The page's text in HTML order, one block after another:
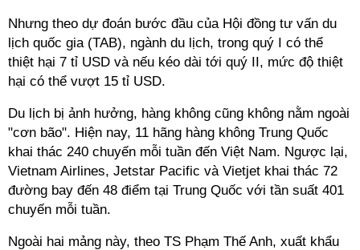
Nhưng theo dự đoán bước đầu của Hội đồng tư vấn du
lịch quốc gia (TAB), ngành du lịch, trong quý I có thể
thiệt hại 7 tỉ USD và nếu kéo dài tới quý II, mức độ thiệt
hại có thể vượt 15 tỉ USD.
Du lịch bị ảnh hưởng, hàng không cũng không nằm ngoài
"cơn bão". Hiện nay, 11 hãng hàng không Trung Quốc
khai thác 240 chuyến mỗi tuần đến Việt Nam. Ngược lại,
Vietnam Airlines, Jetstar Pacific và Vietjet khai thác 72
đường bay đến 48 điểm tại Trung Quốc với tần suất 401
chuyến mỗi tuần.
Ngoài hai mảng này, theo TS Phạm Thế Anh, xuất khẩu